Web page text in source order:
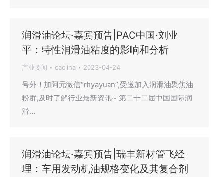
润滑油论坛·嘉宾预告|PAC中国·刘业
平：特性润滑油粘度的影响和分析
产业要闻 caolina 2023-04-24
号外！加阿元微信“rhyayuan”,受邀加入润滑油聚焦油
粉群,及时了解行业最新资讯~ 第二十二届中国国际润
滑…
润滑油论坛·嘉宾预告|瑞丰新材管飞经
理：车用发动机油规格变化及其复合剂